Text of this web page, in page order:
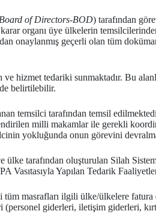
Board of Directors-BOD) tarafından
organı üye ülkelerin
onaylanmış geçerli olan tüm
hizmet tedariki sunmaktadır. Bu
belirtilebilir.
temsilci tarafından temsil
milli makamlar ile gerekli
yokluğunda onun görevini
tarafından oluşturulan Silah
Vasıtasıyla Yapılan Tedarik
masrafları ilgili ülke/ülkelere
giderleri, iletişim giderleri,